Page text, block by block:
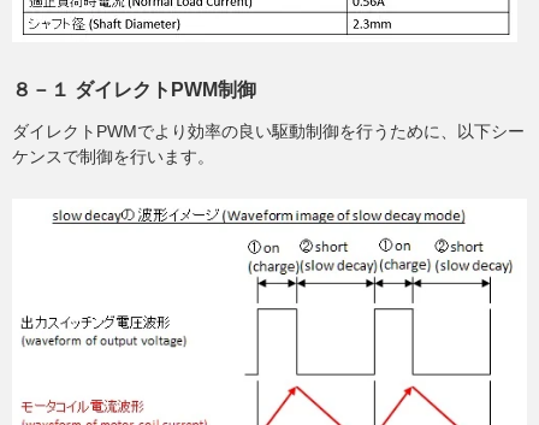
８－１ ダイレクトPWM制御
ダイレクトPWMでより効率の良い駆動制御を行うために、以下シー
ケンスで制御を行います。